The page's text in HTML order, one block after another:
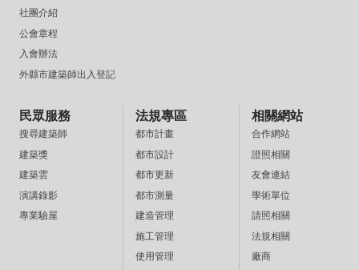
社團介紹
公會章程
入會辦法
外縣市建築師出入登記
民眾服務
搜尋建築師
建築獎
建築雲
演講錄影
專業驗屋
法規專區
都市計畫
都市設計
都市更新
都市測量
建造管理
施工管理
使用管理
相關網站
合作網站
證照相關
友會連結
學術單位
請照相關
法規相關
廠商